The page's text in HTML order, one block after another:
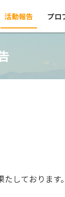
活動報告 プロ
しておりま